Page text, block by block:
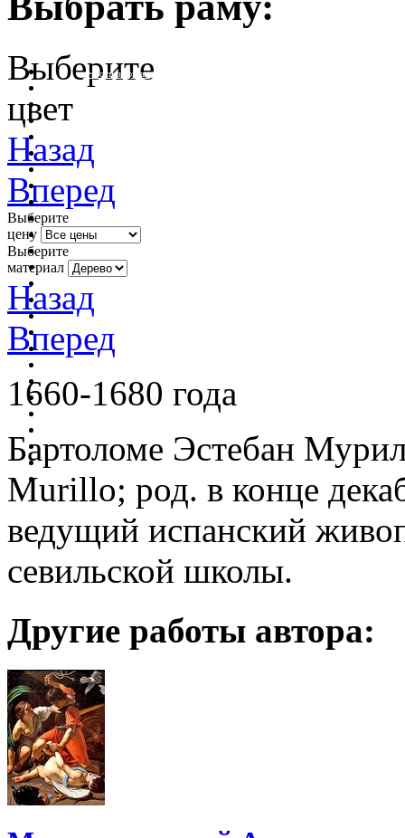
очистить фильтр цвета
Выберите
цвет
Назад
Вперед
Выберите
цену
Выберите
материал
Назад
Вперед
1660-1680 года
Бартоломе Эстебан
Murillo; род. в конце
ведущий испанский
севильской школы.
Другие работы автора: